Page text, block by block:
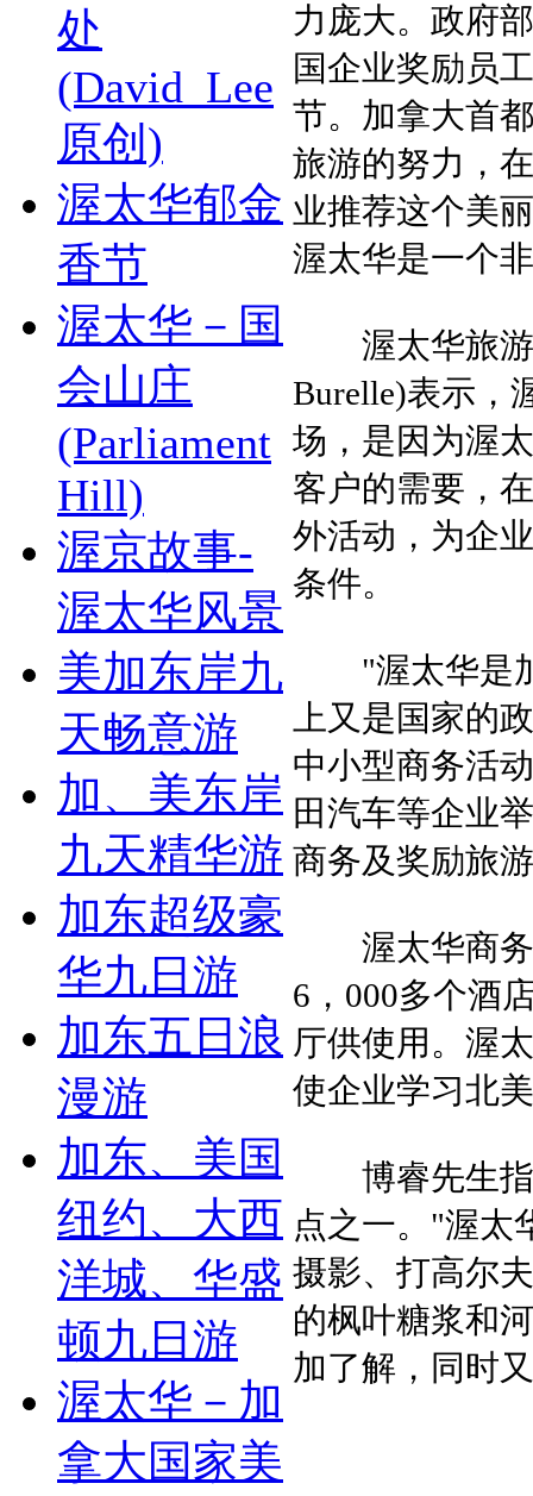
处
(David_Lee
原创)
渥太华郁金
香节
渥太华－国
会山庄
(Parliament
Hill)
渥京故事-
渥太华风景
美加东岸九
天畅意游
加、美东岸
九天精华游
加东超级豪
华九日游
加东五日浪
漫游
加东、美国
纽约、大西
洋城、华盛
顿九日游
渥太华－加
拿大国家美
力庞大。政府
国企业奖励员
节。加拿大首
旅游的努力，
业推荐这个美
渥太华是一个
渥太华旅游
Burelle)表示，
场，是因为渥
客户的需要，
外活动，为企
条件。
"渥太华是加
上又是国家的
中小型商务活
田汽车等企业
商务及奖励旅
渥太华商务
6，000多个酒
厅供使用。渥
使企业学习北
博睿先生指
点之一。"渥太
摄影、打高尔
的枫叶糖浆和
加了解，同时